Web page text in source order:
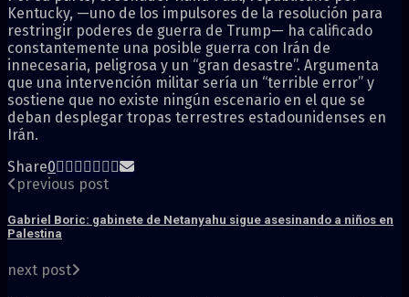
Kentucky, —uno de los impulsores de la resolución para
restringir poderes de guerra de Trump— ha calificado
constantemente una posible guerra con Irán de
innecesaria, peligrosa y un “gran desastre”. Argumenta
que una intervención militar sería un “terrible error” y
sostiene que no existe ningún escenario en el que se
deban desplegar tropas terrestres estadounidenses en
Irán.
Share0
previous post
Gabriel Boric: gabinete de Netanyahu sigue asesinando a niños en
Palestina
next post